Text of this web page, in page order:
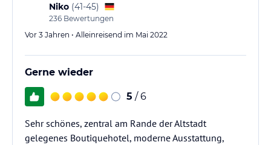
Niko (41-45)
236 Bewertungen
Vor 3 Jahren • Alleinreisend im Mai 2022
Gerne wieder
5 / 6
Sehr schönes, zentral am Rande der Altstadt
gelegenes Boutiquehotel, moderne Ausstattung,